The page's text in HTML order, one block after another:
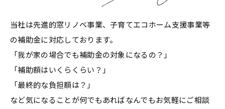
当社は先進的窓リノベ事業、子育てエコホーム支援事業等
の補助金に対応しております。
「我が家の場合でも補助金の対象になるの？」
「補助額はいくらくらい？」
「最終的な負担額は？」
など気になることが何でもあればなんでもお気軽にご相談